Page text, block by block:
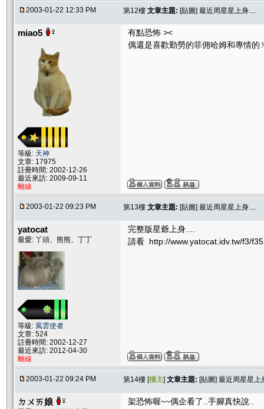
2003-01-22 12:33 PM 第12樓 文章主題: [貼圖] 最近周星星上身....
miao5
等級: 天神
文章: 17975
註冊時間: 2002-12-26
最近來訪: 2009-09-11
離線
有點恐怖 ><
偶還是喜歡勤勞的菲佣哈姆和專情的
2003-01-22 09:23 PM 第13樓 文章主題: [貼圖] 最近周星星上身....
yatocat
最愛: 丫頭、熊熊、丁丁
等級: 風雲使者
文章: 524
註冊時間: 2002-12-27
最近來訪: 2012-04-30
離線
完整版星爺上身....
請看 http://www.yatocat.idv.tw/f3/
2003-01-22 09:24 PM 第14樓 [樓主] 文章主題: [貼圖] 最近周星星上
ㄉㄨㄞ娘
架恐怖喔~~偶企看了..手腳真快說..